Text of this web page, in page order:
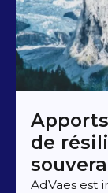
de
AdVaes est